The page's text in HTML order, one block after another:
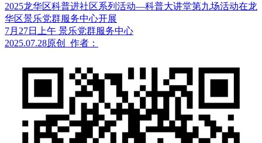
2025龙华区科普进社区系列活动—科普大讲堂第九场活动在龙
华区景乐党群服务中心开展
7月27日上午 景乐党群服务中心
2025.07.28原创 作者：